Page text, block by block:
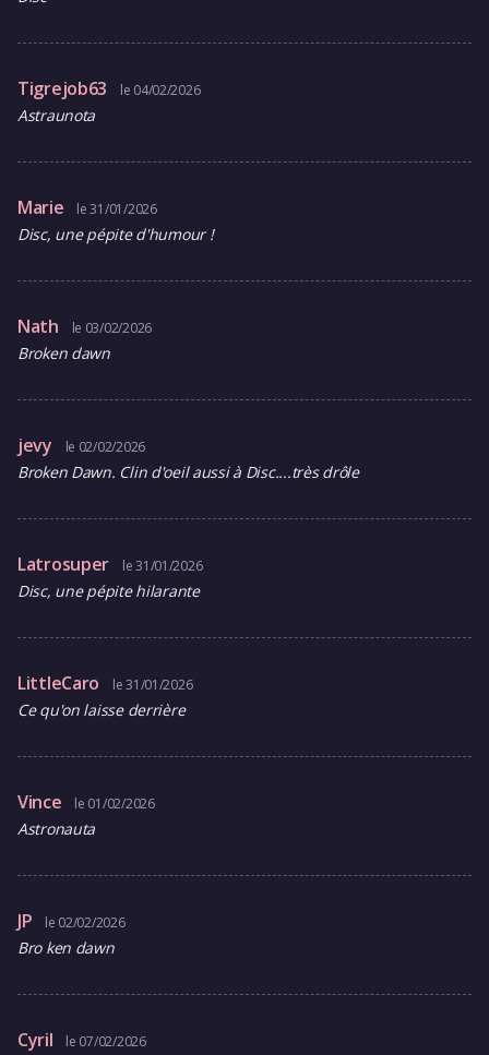
Tigrejob63 le 04/02/2026
Astraunota
Marie le 31/01/2026
Disc, une pépite d'humour !
Nath le 03/02/2026
Broken dawn
jevy le 02/02/2026
Broken Dawn. Clin d'oeil aussi à Disc....très drôle
Latrosuper le 31/01/2026
Disc, une pépite hilarante
LittleCaro le 31/01/2026
Ce qu'on laisse derrière
Vince le 01/02/2026
Astronauta
JP le 02/02/2026
Bro ken dawn
Cyril le 07/02/2026